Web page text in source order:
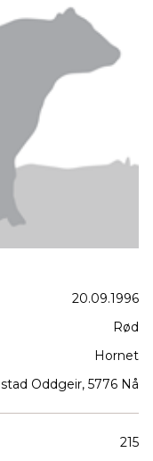
20.09.1996
Rød
Hornet
Oddgeir, 5776 Nå
215